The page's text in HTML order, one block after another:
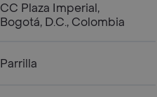
CC Plaza Imperial,
Bogotá, D.C., Colombia
Parrilla